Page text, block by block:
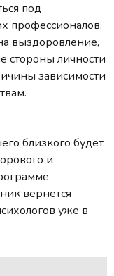
под
профессионалов.
выздоровление,
стороны личности
зависимости
близкого будет
и
вернется
уже в